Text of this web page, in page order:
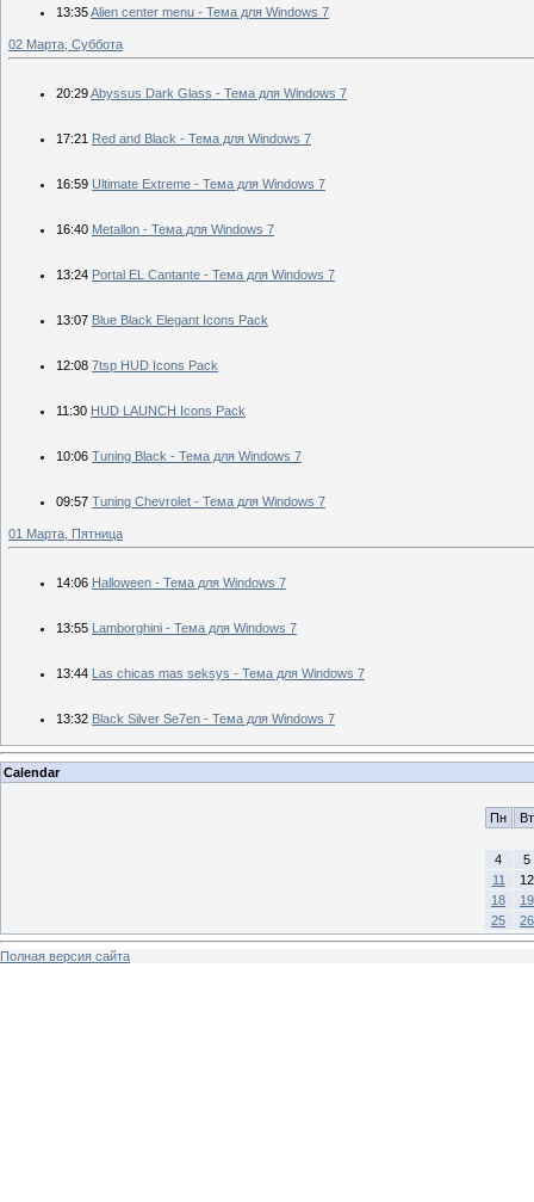
13:35Alien center menu - Тема для Windows 7
02 Марта, Суббота
20:29Abyssus Dark Glass - Тема для Windows 7
17:21 Red and Black - Тема для Windows 7
16:59 Ultimate Extreme - Тема для Windows 7
16:40 Metallon - Тема для Windows 7
13:24 Portal EL Cantante - Тема для Windows 7
13:07 Blue Black Elegant Icons Pack
12:08 7tsp HUD Icons Pack
11:30 HUD LAUNCH Icons Pack
10:06 Tuning Black - Тема для Windows 7
09:57 Tuning Chevrolet - Тема для Windows 7
01 Марта, Пятница
14:06 Halloween - Тема для Windows 7
13:55 Lamborghini - Тема для Windows 7
13:44 Las chicas mas seksys - Тема для Windows 7
13:32 Black Silver Se7en - Тема для Windows 7
Calendar
Пн Вт
4
5
11
12
18
19
25
26
Полная версия сайта